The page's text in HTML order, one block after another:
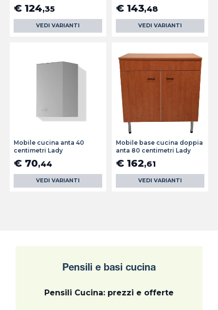
€ 124,35
VEDI VARIANTI
€ 143,48
VEDI VARIANTI
Mobile cucina anta 40
centimetri Lady
€ 70,44
VEDI VARIANTI
Mobile base cucina doppia
anta 80 centimetri Lady
€ 162,61
VEDI VARIANTI
Pensili e basi cucina
Pensili Cucina: prezzi e offerte